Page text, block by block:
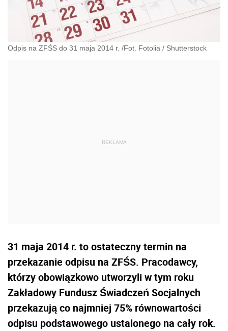
Odpis na ZFŚS do 31 maja 2014 r. /Fot. Fotolia / Shutterstock
31 maja 2014 r. to ostateczny termin na
przekazanie odpisu na ZFŚS. Pracodawcy,
którzy obowiązkowo utworzyli w tym roku
Zakładowy Fundusz Świadczeń Socjalnych
przekazują co najmniej 75% równowartości
odpisu podstawowego ustalonego na cały rok.